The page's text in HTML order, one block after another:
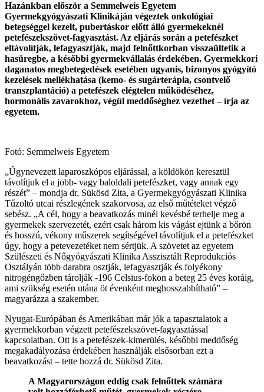
Hazánkban először a Semmelweis Egyetem
Gyermekgyógyászati Klinikáján végeztek onkológiai
betegséggel kezelt, pubertáskor előtt álló gyermekeknél
petefészekszövet-fagyasztást. Az eljárás során a petefészket
eltávolítják, lefagyasztják, majd felnőttkorban visszaültetik a
hasüregbe, a későbbi gyermekvállalás érdekében. Gyermekkori
daganatos megbetegedések esetében ugyanis, bizonyos gyógyító
kezelések mellékhatása (kemo- és sugárterápia, csontvelő
transzplantáció) a petefészek elégtelen működéséhez,
hormonális zavarokhoz, végül meddőséghez vezethet – írja az
egyetem.
Fotó: Semmelweis Egyetem
„Úgynevezett laparoszkópos eljárással, a köldökön keresztül
távolítjuk el a jobb- vagy baloldali petefészket, vagy annak egy
részét” – mondja dr. Sükösd Zita, a Gyermekgyógyászati Klinika
Tűzoltó utcai részlegének szakorvosa, az első műtéteket végző
sebész. „A cél, hogy a beavatkozás minél kevésbé terhelje meg a
gyermekek szervezetét, ezért csak három kis vágást ejtünk a bőrön
és hosszú, vékony műszerek segítségével távolítjuk el a petefészket
úgy, hogy a petevezetéket nem sértjük. A szövetet az egyetem
Szülészeti és Nőgyógyászati Klinika Asszisztált Reprodukciós
Osztályán több darabra osztják, lefagyasztják és folyékony
nitrogéngőzben tárolják -196 Celsius-fokon a beteg 25 éves koráig,
ami szükség esetén utána öt évenként meghosszabbítható” –
magyarázza a szakember.
Nyugat-Európában és Amerikában már jók a tapasztalatok a
gyermekkorban végzett petefészekszövet-fagyasztással
kapcsolatban. Ott is a petefészek-kimerülés, későbbi meddőség
megakadályozása érdekében használják elsősorban ezt a
beavatkozást – tette hozzá dr. Sükösd Zita.
A Magyarországon eddig csak felnőttek számára